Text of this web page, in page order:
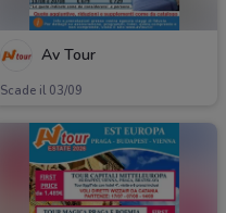
Av Tour
Scade il 03/09